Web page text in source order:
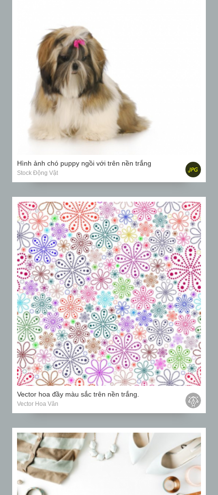
Hình ảnh chó puppy ngồi với trên nền trắng
Stock Động Vật
Vector hoa đầy màu sắc trên nền trắng.
Vector Hoa Văn